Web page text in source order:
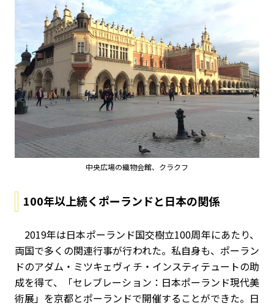
中央広場の織物会館、クラクフ
100年以上続くポーランドと日本の関係
2019年は日本ポーランド国交樹立100周年にあたり、
両国で多くの関連行事が行われた。私自身も、ポーラン
ドのアダム・ミツキェヴィチ・インスティテュートの助
成を得て、「セレブレーション：日本ポーランド現代美
術展」を京都とポーランドで開催することができた。日